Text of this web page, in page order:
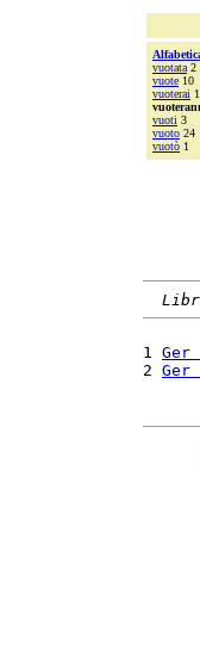
vuotata 2
vuote 10
vuoterai 1
vuoti 3
vuoto 24
vuotò 1
1 Ger
2